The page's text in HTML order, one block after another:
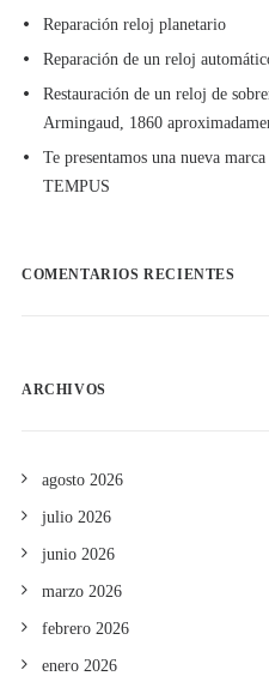
Reparación reloj planetario
Reparación de un reloj
Restauración de un reloj de
Armingaud, 1860
Te presentamos una nueva
TEMPUS
COMENTARIOS RECIENTES
ARCHIVOS
agosto 2026
julio 2026
junio 2026
marzo 2026
febrero 2026
enero 2026